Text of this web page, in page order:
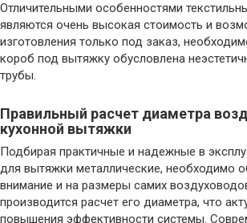
Отличительными особенностями
являются очень высокая стоимость и
изготовления только под заказ,
короб под вытяжку обусловлена
трубы.
Правильный расчет диаметра
кухонной вытяжки
Подбирая практичные и надежные в
для вытяжки металлические, необходимо
внимание и на размеры самих
производится расчет его диаметра, что
повышения эффективности системы.